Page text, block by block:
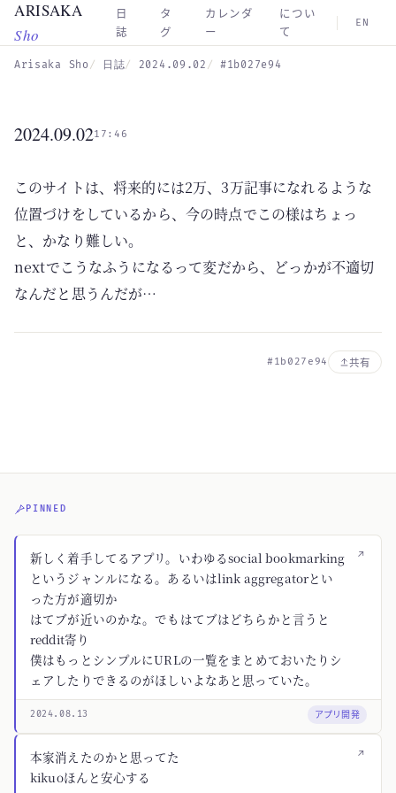
Skip to main content
ARISAKA
Sho
日
誌
タ
グ
カレンダ
ー
につい
て
EN
Arisaka Sho 日誌 2024.09.02 #1b027e94
2024.09.0217:46
このサイトは、将来的には2万、3万記事になれるような
位置づけをしているから、今の時点でこの様はちょっ
と、かなり難しい。
nextでこうなふうになるって変だから、どっかが不適切
なんだと思うんだが…
#1b027e94 共有
PINNED
↗
新しく着手してるアプリ。いわゆるsocial bookmarking
というジャンルになる。あるいはlink aggregatorとい
った方が適切か
はてブが近いのかな。でもはてブはどちらかと言うと
reddit寄り
僕はもっとシンプルにURLの一覧をまとめておいたりシ
ェアしたりできるのがほしいよなあと思っていた。
2024.08.13 アプリ開発
↗
本家消えたのかと思ってた
kikuoほんと安心する